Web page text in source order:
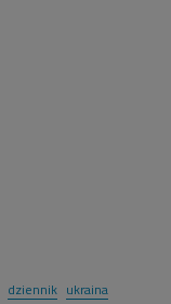
dziennik ukraina